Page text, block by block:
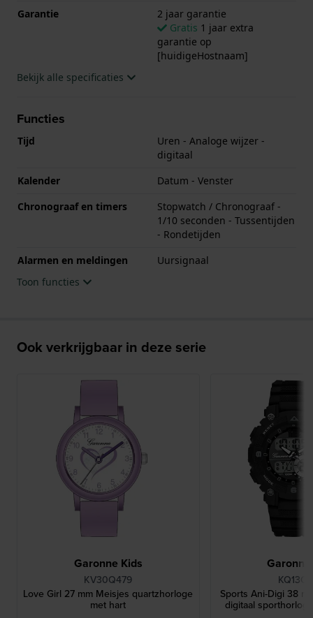
Garantie
2 jaar garantie
Gratis 1 jaar extra
garantie op
[huidigeHostnaam]
Bekijk alle specificaties
Functies
Tijd
Uren - Analoge wijzer -
digitaal
Kalender
Datum - Venster
Chronograaf en timers
Stopwatch / Chronograaf -
1/10 seconden - Tussentijden
- Rondetijden
Alarmen en meldingen
Uursignaal
Toon functies
Ook verkrijgbaar in deze serie
Garonne Kids
KV30Q479
Love Girl 27 mm Meisjes quartzhorloge
met hart
Sports Ani-Digi 38
digitaal